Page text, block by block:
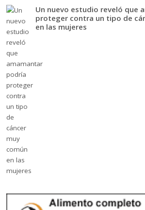
Un nuevo estudio reveló que
proteger contra un tipo de
en las mujeres